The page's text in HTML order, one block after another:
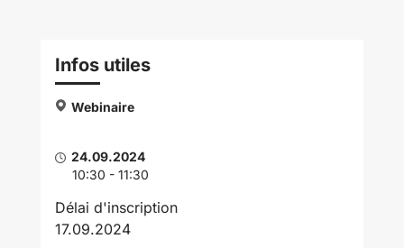
Infos utiles
Webinaire
24.09.2024
10:30 - 11:30
Délai d'inscription
17.09.2024